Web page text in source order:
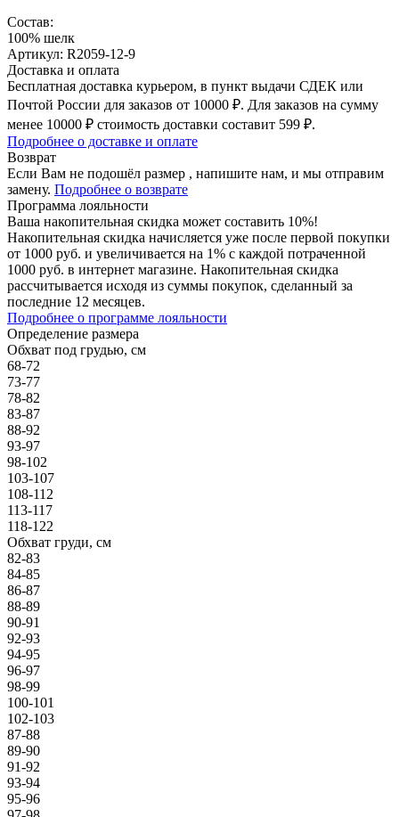
Состав:
100% шелк
Артикул: R2059-12-9
Доставка и оплата
Бесплатная доставка курьером, в пункт выдачи СДЕК или
Почтой России для заказов от 10000 ₽. Для заказов на сумму
менее 10000 ₽ стоимость доставки составит 599 ₽.
Подробнее о доставке и оплате
Возврат
Если Вам не подошёл размер , напишите нам, и мы отправим
замену. Подробнее о возврате
Программа лояльности
Ваша накопительная скидка может составить 10%!
Накопительная скидка начисляется уже после первой покупки
от 1000 руб. и увеличивается на 1% с каждой потраченной
1000 руб. в интернет магазине. Накопительная скидка
рассчитывается исходя из суммы покупок, сделанный за
последние 12 месяцев.
Подробнее о программе лояльности
Определение размера
Обхват под грудью, см
68-72
73-77
78-82
83-87
88-92
93-97
98-102
103-107
108-112
113-117
118-122
Обхват груди, см
82-83
84-85
86-87
88-89
90-91
92-93
94-95
96-97
98-99
100-101
102-103
87-88
89-90
91-92
93-94
95-96